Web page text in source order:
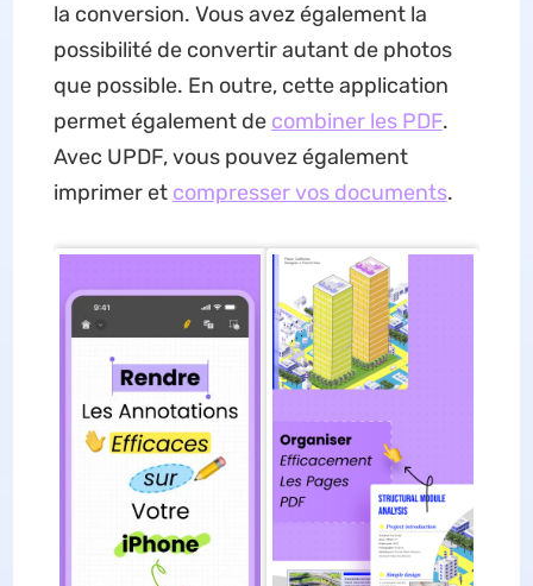
la conversion. Vous avez également la
possibilité de convertir autant de photos
que possible. En outre, cette application
permet également de combiner les PDF.
Avec UPDF, vous pouvez également
imprimer et compresser vos documents.